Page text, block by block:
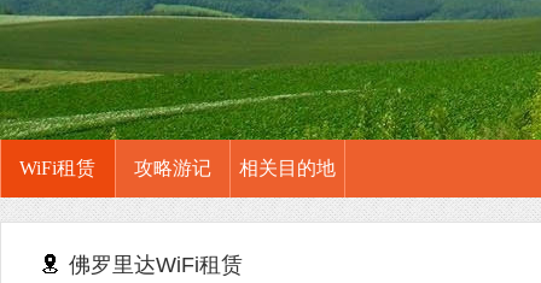
WiFi租赁 攻略游记 相关目的地
佛罗里达WiFi租赁